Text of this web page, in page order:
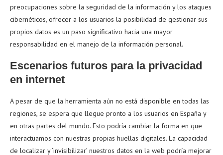
preocupaciones sobre la seguridad de la información y los ataques
cibernéticos, ofrecer a los usuarios la posibilidad de gestionar sus
propios datos es un paso significativo hacia una mayor
responsabilidad en el manejo de la información personal.
Escenarios futuros para la privacidad
en internet
A pesar de que la herramienta aún no está disponible en todas las
regiones, se espera que llegue pronto a los usuarios en España y
en otras partes del mundo. Esto podría cambiar la forma en que
interactuamos con nuestras propias huellas digitales. La capacidad
de localizar y ‘invisibilizar’ nuestros datos en la web podría mejorar